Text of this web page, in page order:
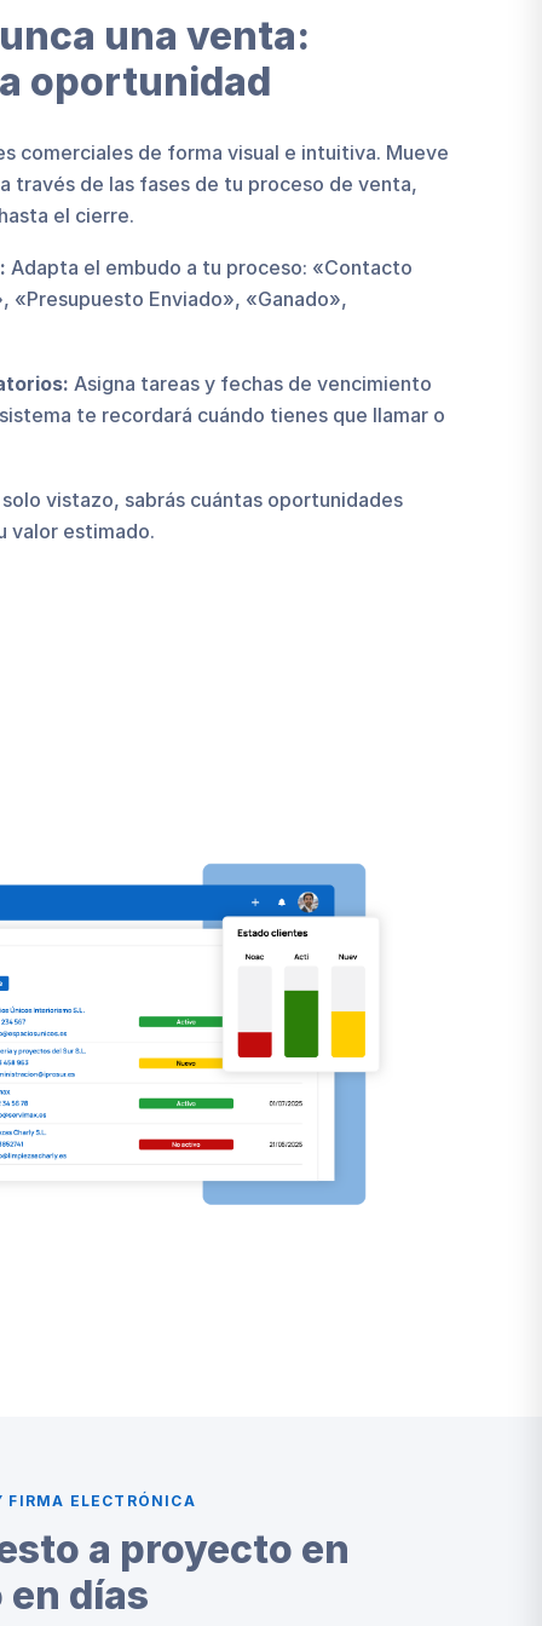
una venta:
oportunidad
comerciales de forma visual e intuitiva. Mueve
través de las fases de tu proceso de venta,
el cierre.
Adapta el embudo a tu proceso: «Contacto
«Presupuesto Enviado», «Ganado»,
Asigna tareas y fechas de vencimiento
te recordará cuándo tienes que llamar o
vistazo, sabrás cuántas oportunidades
valor estimado.
FIRMA ELECTRÓNICA
a proyecto en
días